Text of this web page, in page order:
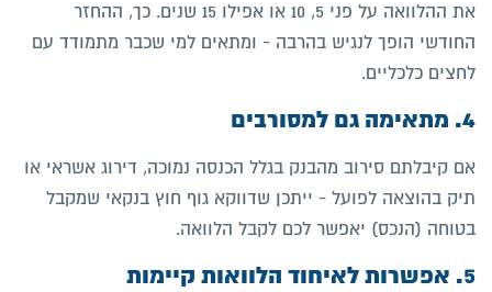
את ההלוואה על פני 5, 10 או אפילו 15 שנים. כך, ההחזר
החודשי הופך לנגיש בהרבה - ומתאים למי שכבר מתמודד עם
לחצים כלכליים.
4. מתאימה גם למסורבים
אם קיבלתם סירוב מהבנק בגלל הכנסה נמוכה, דירוג אשראי או
תיק בהוצאה לפועל - ייתכן שדווקא גוף חוץ בנקאי שמקבל
בטוחה (הנכס) יאפשר לכם לקבל הלוואה.
5. אפשרות לאיחוד הלוואות קיימות